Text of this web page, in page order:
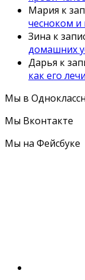
Мария к
чесноком
Зина к
домашних
Дарья к
как его
Мы в
Мы Вконтакте
Мы на Фейсбуке